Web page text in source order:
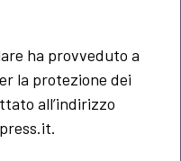
ha provveduto a
la protezione dei
all’indirizzo